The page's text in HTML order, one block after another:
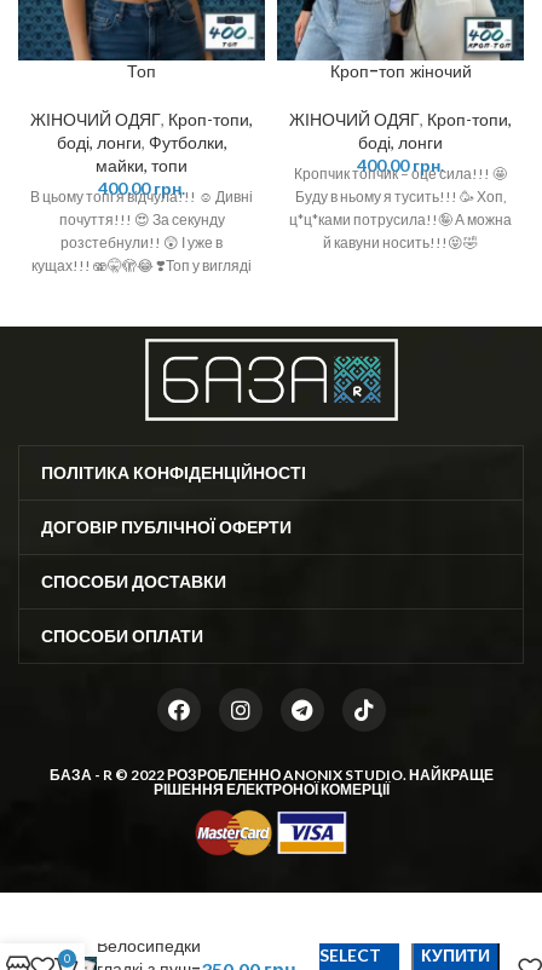
Топ
ЖІНОЧИЙ ОДЯГ, Кроп-топи,
боді, лонги, Футболки,
майки, топи
400,00грн.
В цьому топі я відчула!!! ☺️ Дивні
почуття!!! 😍 За секунду
розстебнули!! 😲 І уже в
кущах!!! 🫨🤫🫣😂 ❣️Топ у вигляді
Подвійний, не просвічується ❣️
Тканина: дайвінг ❣️Розмір: xs, s, m
XS ОГ 60-70 ОТ 50-60 S ОГ 65-75
ОТ 55-65 M ОГ 70-80 ОТ 60-70
Кроп-топ жіночий
ЖІНОЧИЙ ОДЯГ, Кроп-топи,
боді, лонги
400,00грн.
Кропчик топчик – оце сила!!! 🤩
Буду в ньому я тусить!!! 🥳 Хоп,
ц*ц*ками потрусила!!🤪 А можна
й кавуни носить!!!😝🤣
ПОЛІТИКА КОНФІДЕНЦІЙНОСТІ
ДОГОВІР ПУБЛІЧНОЇ ОФЕРТИ
СПОСОБИ ДОСТАВКИ
СПОСОБИ ОПЛАТИ
БАЗА - R © 2022 РОЗРОБЛЕННОANONIX STUDIO. НАЙКРАЩЕ
РІШЕННЯ ЕЛЕКТРОНОЇ КОМЕРЦІЇ
Велосипедки
SELECT КУПИТИ
0